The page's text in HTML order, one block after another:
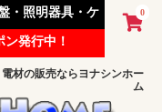
0
・照明器具・ケ
います。
発行中！
材の販売ならヨナシンホー
ム